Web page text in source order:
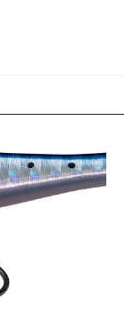
トフックを標
アイにより、好
おまかせアイへ
、ヒラメ、マゴ
チ、アジ、サ
、多種多様なタ
ー釣行に常備す
でしょう。